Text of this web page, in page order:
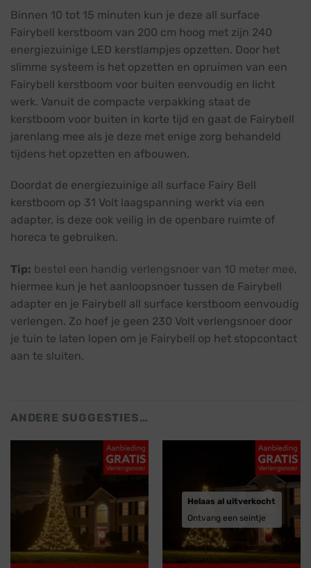
Binnen 10 tot 15 minuten kun je deze all surface
Fairybell kerstboom van 200 cm hoog met zijn 240
energiezuinige LED kerstlampjes opzetten. Door het
slimme systeem is het opzetten en opruimen van een
Fairybell kerstboom voor buiten eenvoudig en licht
werk. Vanuit de compacte verpakking staat de
kerstboom voor buiten in korte tijd en gaat de Fairybell
jarenlang mee als je deze met enige zorg behandeld
tijdens het opzetten en afbouwen.
Doordat de energiezuinige all surface Fairy Bell
kerstboom op 31 Volt laagspanning werkt via een
adapter, is deze ook veilig in de openbare ruimte of
horeca te gebruiken.
Tip: bestel een handig verlengsnoer van 10 meter mee,
hiermee kun je het aanloopsnoer tussen de Fairybell
adapter en je Fairybell all surface kerstboom eenvoudig
verlengen. Zo hoef je geen 230 Volt verlengsnoer door
je tuin te laten lopen om je Fairybell op het stopcontact
aan te sluiten.
ANDERE SUGGESTIES…
Helaas al uitverkocht
Ontvang een seintje